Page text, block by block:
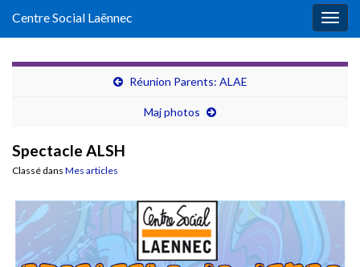
Centre Social Laënnec
Réunion Parents: ALAE
Maj photos
Spectacle ALSH
Classé dans Mes articles